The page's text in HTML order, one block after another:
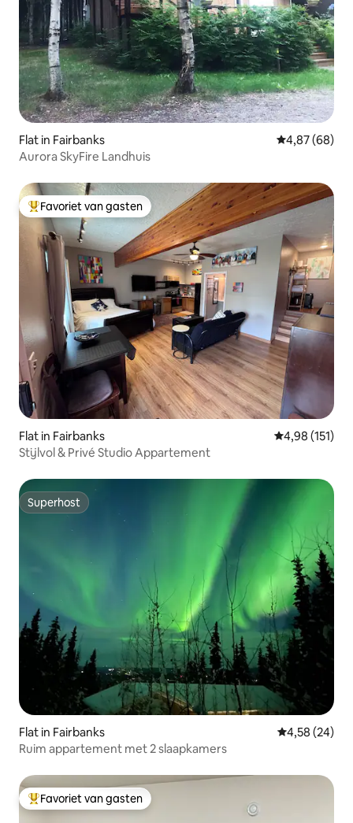
Flat in Fairbanks Gemiddelde
4,87 (68)
Aurora SkyFire Landhuis
Topfavoriet van gasten
Favoriet van gasten
Flat in Fairbanks Gemiddelde
4,98 (151)
Stijlvol & Privé Studio Appartement
Superhost
Superhost
Flat in Fairbanks Gemiddelde
4,58 (24)
Ruim appartement met 2 slaapkamers
Topfavoriet van gasten
Favoriet van gasten